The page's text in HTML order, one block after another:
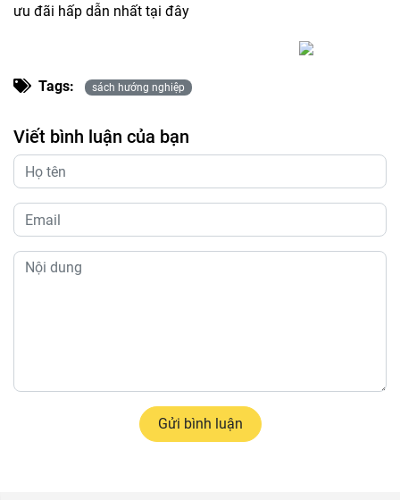
ưu đãi hấp dẫn nhất tại đây
Tags: sách hướng nghiệp
Viết bình luận của bạn
Gửi bình luận